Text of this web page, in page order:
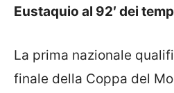
Eustaquio al 92′ dei
La prima nazionale
finale della Coppa del